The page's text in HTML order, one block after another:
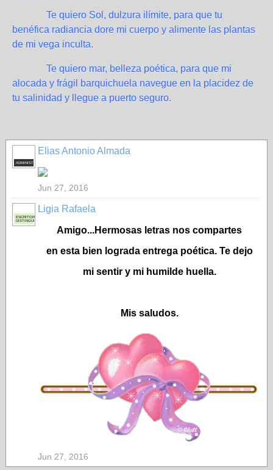
Te quiero Sol, dulzura ilímite, para que tu
benéfica radiancia dore mi cuerpo y alimente las plantas
de mi vega inculta.
Te quiero mar, belleza poética, para que mi
alocada y frágil barquichuela navegue en la placidez de
tu salinidad y llegue a puerto seguro.
ADMINISTRADOR
Elias Antonio Almada
Jun 27, 2016
ESCRITORA
DISTINGUIDA
Ligia Rafaela
Amigo...Hermosas letras nos compartes
en esta bien lograda entrega poética. Te dejo
mi sentir y mi humilde huella.
Mis saludos.
Jun 27, 2016